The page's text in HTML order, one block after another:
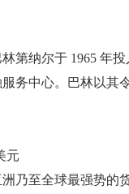
第纳尔于 1965 年
务中心。巴林以其
元
乃至全球最强势